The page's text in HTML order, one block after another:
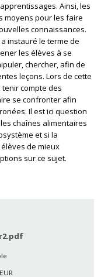
Ainsi, les
moyens pour les faire
connaissances.
instauré le terme de
les élèves à se
chercher, afin de
leçons. Lors de cette
compte des
se confronter afin
Il est ici question
chaînes alimentaires
et si la
de mieux
sur ce sujet.